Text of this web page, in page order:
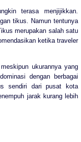
terasa menjijikkan.
tikus. Namun tentunya
merupakan salah satu
ketika traveler
ukurannya yang
dengan berbagai
sendiri dari pusat kota
jarak kurang lebih